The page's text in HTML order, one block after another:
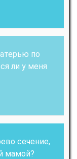
по
ли у меня
сечение,
мамой?